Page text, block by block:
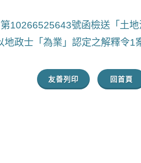
10266525643號函檢送「土
政士「為業」認定之解釋令1
友善列印 回首頁